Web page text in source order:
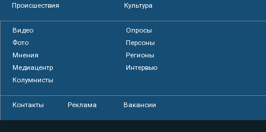
Происшествия
Культура
Видео
Опросы
Фото
Персоны
Мнения
Регионы
Медиацентр
Интервью
Колумнисты
Контакты Реклама Вакансии